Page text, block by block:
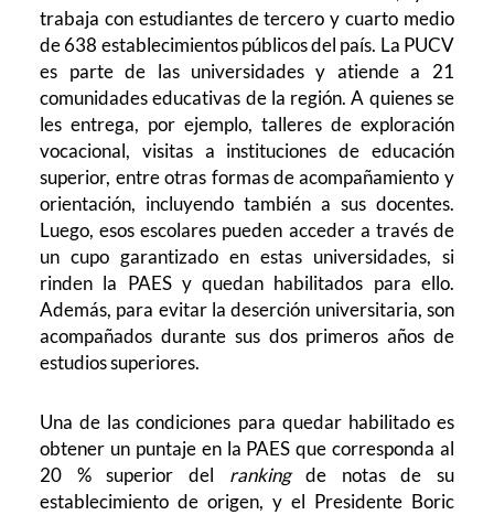
trabaja con estudiantes de tercero y cuarto medio
de 638 establecimientos públicos del país. La PUCV
es parte de las universidades y atiende a 21
comunidades educativas de la región. A quienes se
les entrega, por ejemplo, talleres de exploración
vocacional, visitas a instituciones de educación
superior, entre otras formas de acompañamiento y
orientación, incluyendo también a sus docentes.
Luego, esos escolares pueden acceder a través de
un cupo garantizado en estas universidades, si
rinden la PAES y quedan habilitados para ello.
Además, para evitar la deserción universitaria, son
acompañados durante sus dos primeros años de
estudios superiores.
Una de las condiciones para quedar habilitado es
obtener un puntaje en la PAES que corresponda al
20 % superior del rankingde notas de su
establecimiento de origen, y el Presidente Boric